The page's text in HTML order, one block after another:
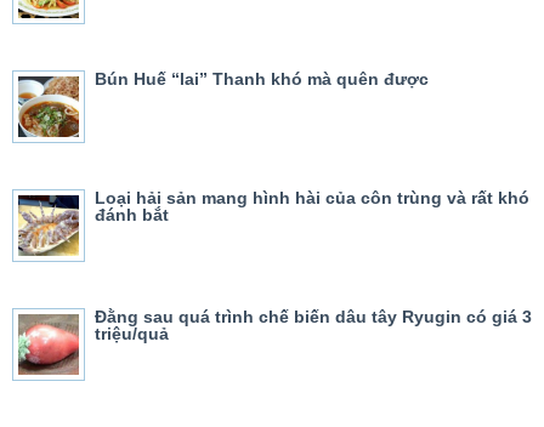
Bún Huế “lai” Thanh khó mà quên được
Loại hải sản mang hình hài của côn trùng và rất khó
đánh bắt
Đằng sau quá trình chế biến dâu tây Ryugin có giá 3
triệu/quả